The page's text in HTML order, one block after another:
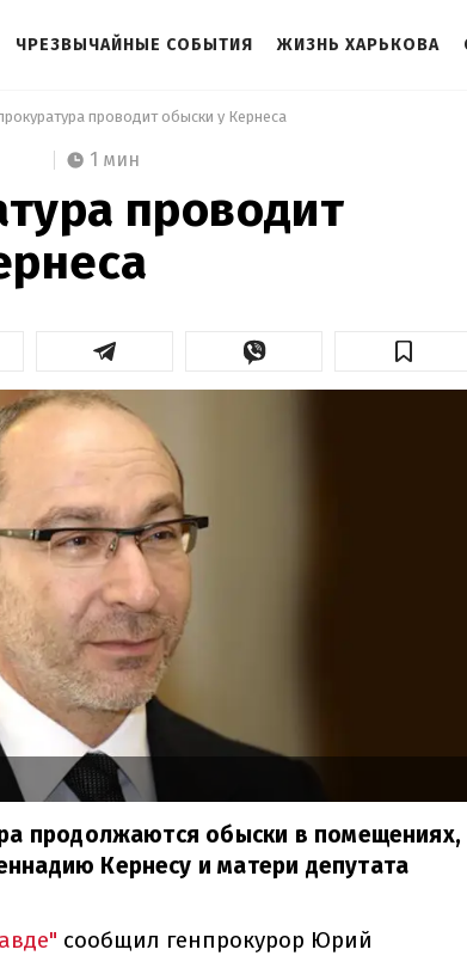
ЧРЕЗВЫЧАЙНЫЕ СОБЫТИЯ ЖИЗНЬ ХАРЬКОВА
проводит обыски у Кернеса
1 мин
проводит
продолжаются обыски в помещениях,
Кернесу и матери депутата
сообщил генпрокурор Юрий